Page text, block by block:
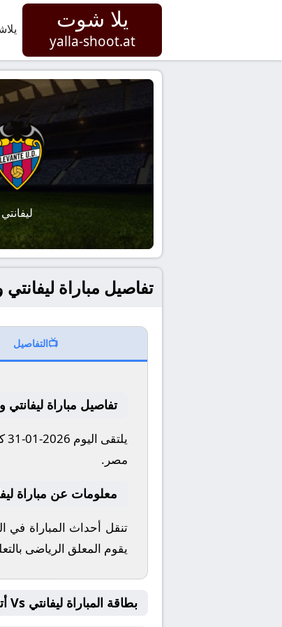
يلا شوت
yalla-shoot.at
ليفانتي
تفاصيل مباراة ليفانتي و أتلتيكو مدريد
📺التفاصيل
تفاصيل مباراة ليفانتي
مصر.
معلومات عن مباراة ليفانتي
يقوم المعلق الرياضى
بطاقة المباراة ليفانتي Vs أتلتيكو مدريد